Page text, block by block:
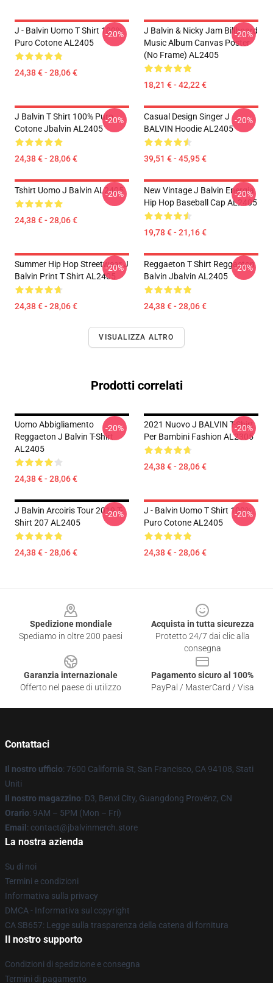
J - Balvin Uomo T Shirt 100%
Puro Cotone AL2405
24,38 € - 28,06 €
-20%
J Balvin & Nicky Jam Billboard
Music Album Canvas Poster
(No Frame) AL2405
18,21 € - 42,22 €
-20%
J Balvin T Shirt 100% Puro
Cotone Jbalvin AL2405
24,38 € - 28,06 €
-20%
Casual Design Singer J
BALVIN Hoodie AL2405
39,51 € - 45,95 €
-20%
Tshirt Uomo J Balvin AL2405
24,38 € - 28,06 €
-20%
New Vintage J Balvin Energia
Hip Hop Baseball Cap AL2405
19,78 € - 21,16 €
-20%
Summer Hip Hop Streetwear J
Balvin Print T Shirt AL2405
24,38 € - 28,06 €
-20%
Reggaeton T Shirt Reggaeton
Balvin Jbalvin AL2405
24,38 € - 28,06 €
-20%
VISUALIZZA ALTRO
Prodotti correlati
Uomo Abbigliamento
Reggaeton J Balvin T-Shirt
AL2405
24,38 € - 28,06 €
-20%
2021 Nuovo J BALVIN T-Shirt
Per Bambini Fashion AL2305
24,38 € - 28,06 €
-20%
J Balvin Arcoiris Tour 2019 T-
Shirt 207 AL2405
24,38 € - 28,06 €
-20%
J - Balvin Uomo T Shirt 100%
Puro Cotone AL2405
24,38 € - 28,06 €
-20%
Spedizione mondiale
Spediamo in oltre 200 paesi
Acquista in tutta sicurezza
Protetto 24/7 dai clic alla
consegna
Garanzia internazionale
Offerto nel paese di utilizzo
Pagamento sicuro al 100%
PayPal / MasterCard / Visa
Contattaci
Il nostro ufficio: 7600 California St, San Francisco, CA 94108, Stati
Uniti
Il nostro magazzino: D3, Benxi City, Guangdong Provënz, CN
Orario: 9AM – 5PM (Mon – Fri)
Email : contact@jbalvinmerch.store
La nostra azienda
Su di noi
Termini e condizioni
Informativa sulla privacy
DMCA - Informativa sul copyright
CA SB657: Legge sulla trasparenza della catena di fornitura
Il nostro supporto
Condizioni di spedizione e consegna
Termini di pagamento